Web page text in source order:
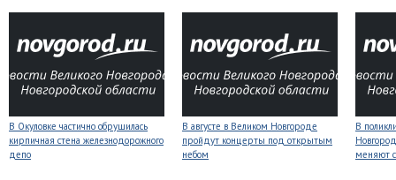
В Окуловке частично обрушилась
кирпичная стена железнодорожного
депо
В августе в Великом Новгороде
пройдут концерты под открытым
небом
В
меняют